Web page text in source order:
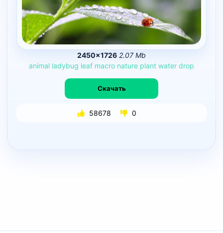
2450×1726 2.07 Mb
animal ladybug leaf macro nature plant water drop
Скачать
58678 0